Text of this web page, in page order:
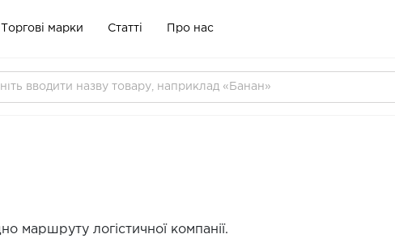
Торгові марки Статті Про нас
маршруту логістичної компанії.